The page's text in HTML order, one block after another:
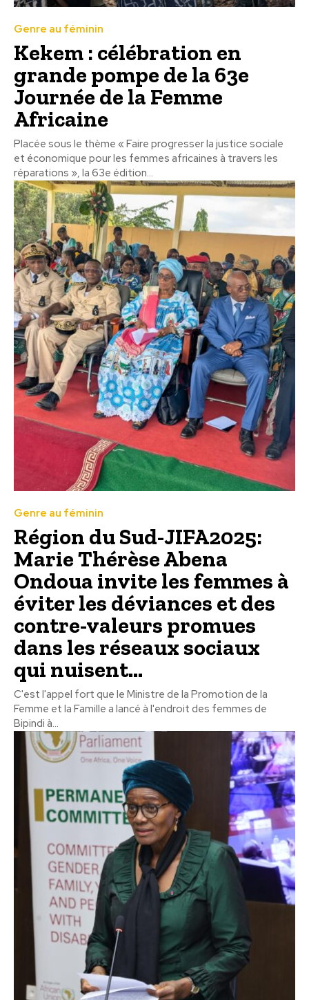
Genre au féminin
Kekem : célébration en
grande pompe de la 63e
Journée de la Femme
Africaine
Placée sous le thème « Faire progresser la justice sociale
et économique pour les femmes africaines à travers les
réparations », la 63e édition...
Genre au féminin
Région du Sud-JIFA2025:
Marie Thérèse Abena
Ondoua invite les femmes à
éviter les déviances et des
contre-valeurs promues
dans les réseaux sociaux
qui nuisent...
C'est l'appel fort que le Ministre de la Promotion de la
Femme et la Famille a lancé à l'endroit des femmes de
Bipindi à...